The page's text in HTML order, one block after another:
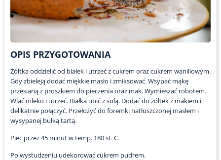
OPIS PRZYGOTOWANIA
Żółtka oddzielić od białek i utrzeć z cukrem oraz cukrem waniliowym.
Gdy zbieleją dodać miękkie masło i zmiksować. Wsypać mąkę
przesianą z proszkiem do pieczenia oraz mak. Wymieszać robotem.
Wlać mleko i utrzeć. Białka ubić z solą. Dodać do żółtek z makiem i
delikatnie połączyć. Przełożyć do foremki natłuszczonej masłem i
wysypanej bułką tartą.
Piec przez 45 minut w temp. 180 st. C.
Po wystudzeniu udekorować cukrem pudrem.